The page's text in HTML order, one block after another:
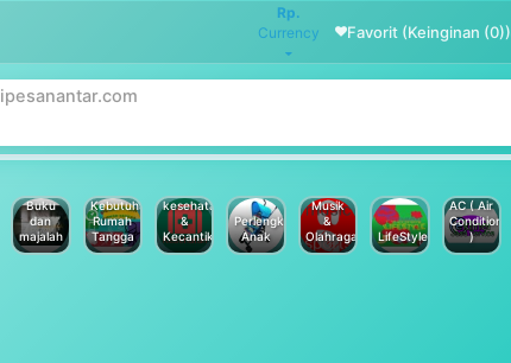
Rp.
Currency
Favorit (Keinginan (0))
Buku
dan
majalah
Kebutuhan
Rumah
Tangga
kesehatan
&
Kecantikan
Perlengkapan
Anak
Musik
&
Olahraga
LifeStyle
AC ( Air
Conditioner
)